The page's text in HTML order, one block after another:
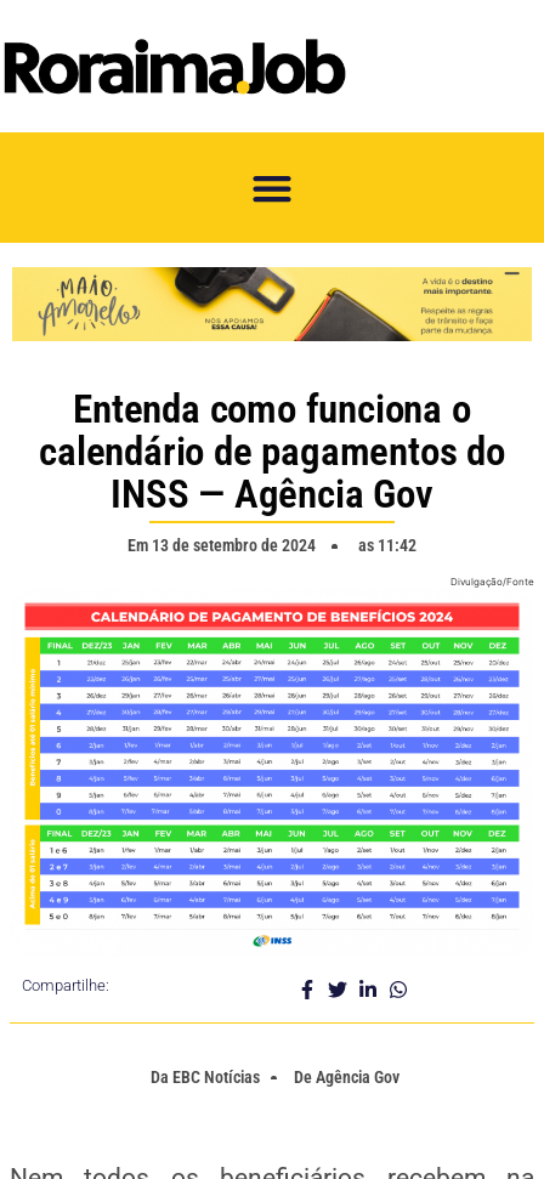
Entenda como funciona o
calendário de pagamentos do
INSS — Agência Gov
Em 13 de setembro de 2024 as 11:42
Divulgação/Fonte
Compartilhe:
Da EBC Notícias DeAgência Gov